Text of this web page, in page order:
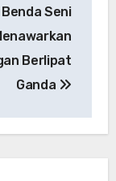
Seni
Berlipat
Ganda